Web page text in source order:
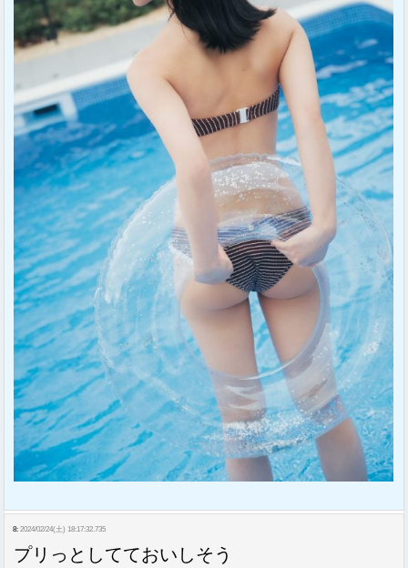
8: 2024/02/24(土) 18:17:32.735
プリっとしてておいしそう